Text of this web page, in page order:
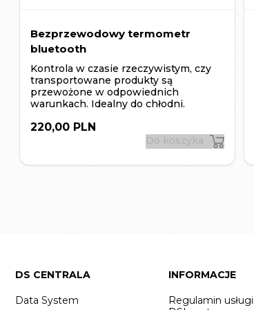
Bezprzewodowy termometr
bluetooth
Kontrola w czasie rzeczywistym, czy
transportowane produkty są
przewożone w odpowiednich
warunkach. Idealny do chłodni.
220,00 PLN
Do koszyka
DS CENTRALA
Data System
INFORMACJE
Regulamin usługi